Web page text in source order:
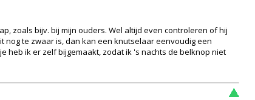
zoals bijv. bij mijn ouders. Wel altijd even controleren of hij
nog te zwaar is, dan kan een knutselaar eenvoudig een
heb ik er zelf bijgemaakt, zodat ik 's nachts de belknop niet